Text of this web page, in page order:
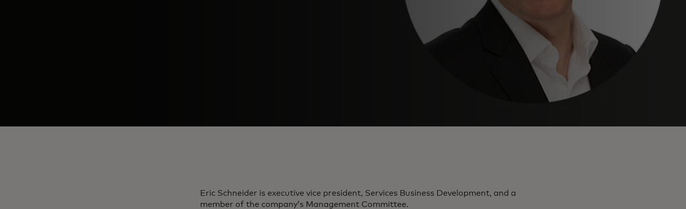
Eric Schneider is executive vice president, Services Business Development, and a
member of the company’s Management Committee.